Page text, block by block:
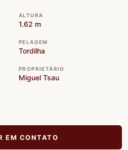
ALTURA
1.62 m
PELAGEM
Tordilha
PROPRIETÁRIO
Miguel Tsau
EM CONTATO